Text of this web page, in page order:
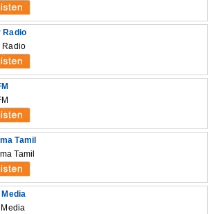
Radio
Radio
Tamil
Tamil
Media
Media